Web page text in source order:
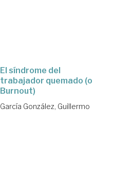
El síndrome del
trabajador quemado (o
Burnout)
García González, Guillermo